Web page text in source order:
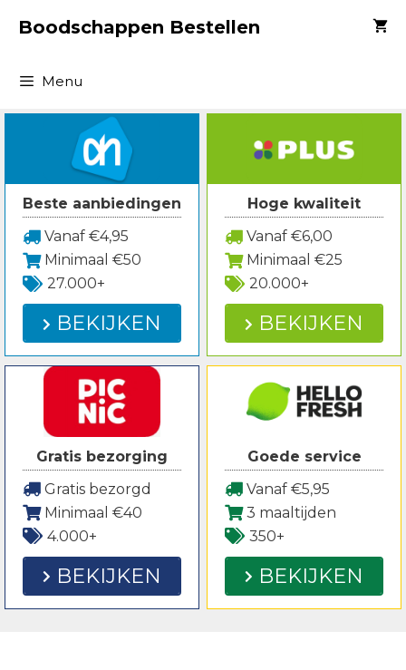
naarBoodschappen Bestellen
Menu
Beste aanbiedingen
Vanaf €4,95
Minimaal €50
27.000+
BEKIJKEN
Hoge kwaliteit
Vanaf €6,00
Minimaal €25
20.000+
BEKIJKEN
Gratis bezorging
Gratis bezorgd
Minimaal €40
4.000+
BEKIJKEN
Goede service
Vanaf €5,95
3 maaltijden
350+
BEKIJKEN